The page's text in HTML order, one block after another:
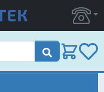
Пошук